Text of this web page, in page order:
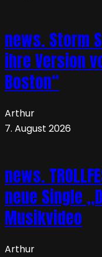
news. Storm
ihre Version
Boston“
Arthur
7. August 2026
news.
neue Single
Musikvideo
Arthur